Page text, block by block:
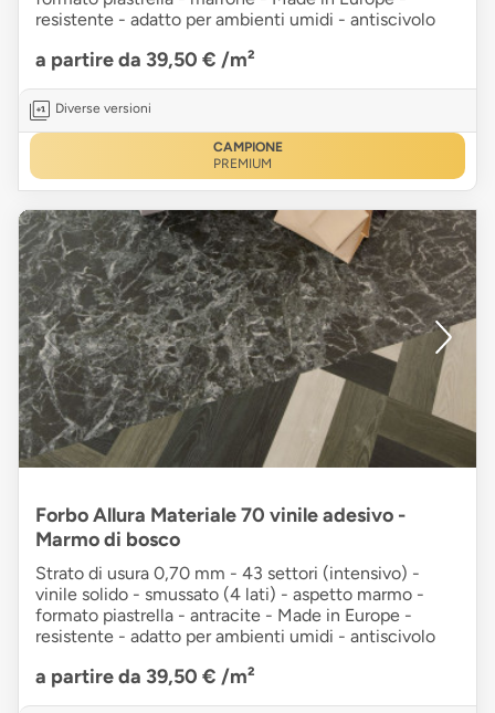
resistente - adatto per ambienti umidi - antiscivolo
a partire da 39,50 € /m²
Diverse versioni
CAMPIONE
PREMIUM
Forbo Allura Materiale 70 vinile adesivo -
Marmo di bosco
Strato di usura 0,70 mm - 43 settori (intensivo) -
vinile solido - smussato (4 lati) - aspetto marmo -
formato piastrella - antracite - Made in Europe -
resistente - adatto per ambienti umidi - antiscivolo
a partire da 39,50 € /m²